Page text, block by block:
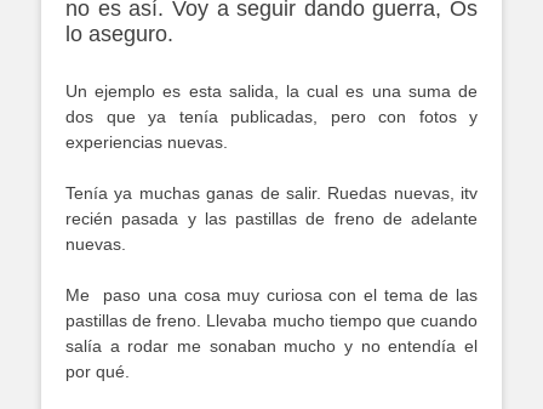
no es así. Voy a seguir dando guerra, Os
lo aseguro.
Un ejemplo es esta salida, la cual es una suma de
dos que ya tenía publicadas, pero con fotos y
experiencias nuevas.
Tenía ya muchas ganas de salir. Ruedas nuevas, itv
recién pasada y las pastillas de freno de adelante
nuevas.
Me
paso una cosa muy curiosa con el tema de las
pastillas de freno. Llevaba mucho tiempo que cuando
salía a rodar me sonaban mucho y no entendía el
por qué.